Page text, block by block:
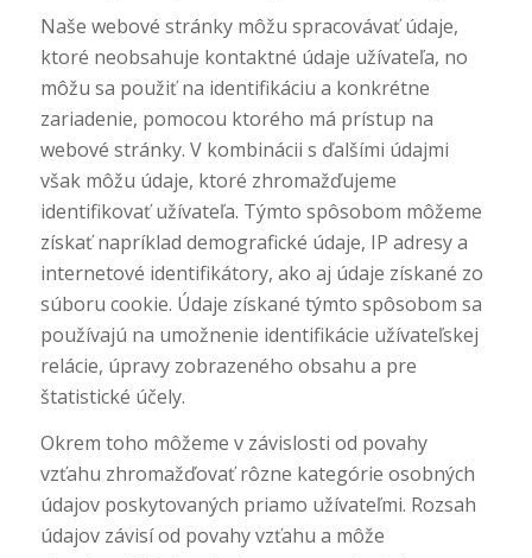
Naše webové stránky môžu spracovávať údaje,
ktoré neobsahuje kontaktné údaje užívateľa, no
môžu sa použiť na identifikáciu a konkrétne
zariadenie, pomocou ktorého má prístup na
webové stránky. V kombinácii s ďalšími údajmi
však môžu údaje, ktoré zhromažďujeme
identifikovať užívateľa. Týmto spôsobom môžeme
získať napríklad demografické údaje, IP adresy a
internetové identifikátory, ako aj údaje získané zo
súboru cookie. Údaje získané týmto spôsobom sa
používajú na umožnenie identifikácie užívateľskej
relácie, úpravy zobrazeného obsahu a pre
štatistické účely.
Okrem toho môžeme v závislosti od povahy
vzťahu zhromažďovať rôzne kategórie osobných
údajov poskytovaných priamo užívateľmi. Rozsah
údajov závisí od povahy vzťahu a môže